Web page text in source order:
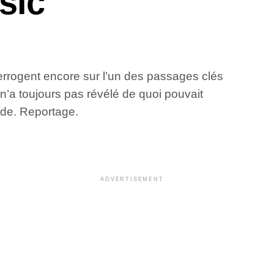
encore sur l’un des passages clés
toujours pas révélé de quoi pouvait
Reportage.
ADVERTISEMENT